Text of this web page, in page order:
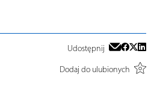
Udostępnij
Dodaj do ulubionych